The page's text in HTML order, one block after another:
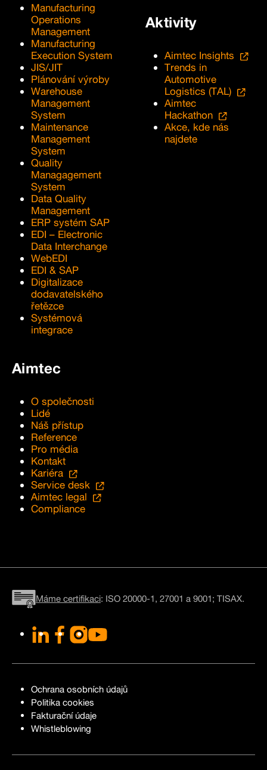
Manufacturing
Operations
Management
Manufacturing
Execution System
JIS/JIT
Plánování výroby
Warehouse
Management
System
Maintenance
Management
System
Quality
Managagement
System
Data Quality
Management
ERP systém SAP
EDI – Electronic
Data Interchange
WebEDI
EDI & SAP
Digitalizace
dodavatelského
řetězce
Systémová
integrace
Aktivity
Aimtec Insights
Trends in
Automotive
Logistics (TAL)
Aimtec
Hackathon
Akce, kde nás
najdete
Aimtec
O společnosti
Lidé
Náš přístup
Reference
Pro média
Kontakt
Kariéra
Service desk
Aimtec legal
Compliance
Máme certifikaci: ISO 20000-1, 27001 a 9001; TISAX.
LinkedInFacebook
Instagram
YouTube
Ochrana osobních údajů
Politika cookies
Fakturační údaje
Whistleblowing